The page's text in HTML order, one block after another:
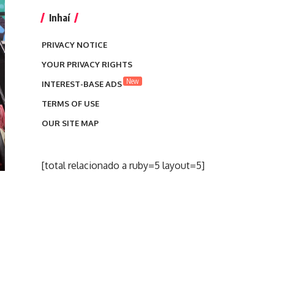
Inhaí
PRIVACY NOTICE
YOUR PRIVACY RIGHTS
INTEREST-BASE ADS New
TERMS OF USE
OUR SITE MAP
[total relacionado a ruby=5 layout=5]